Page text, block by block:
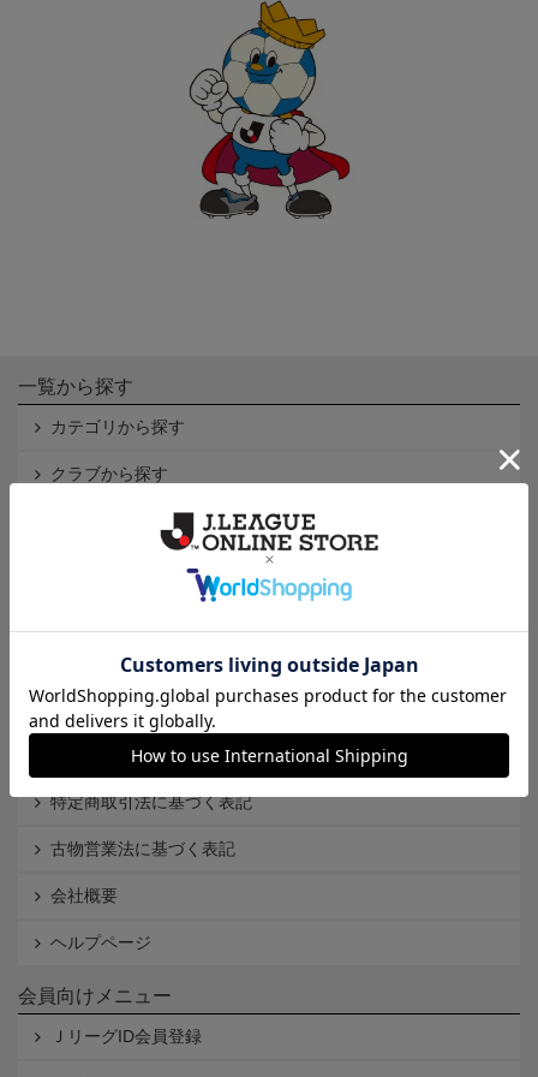
一覧から探す
カテゴリから探す
クラブから探す
Ｊ2
インフォメーション
個人情報保護方針
Cookieポリシー
特定商取引法に基づく表記
古物営業法に基づく表記
会社概要
ヘルプページ
会員向けメニュー
ＪリーグID会員登録